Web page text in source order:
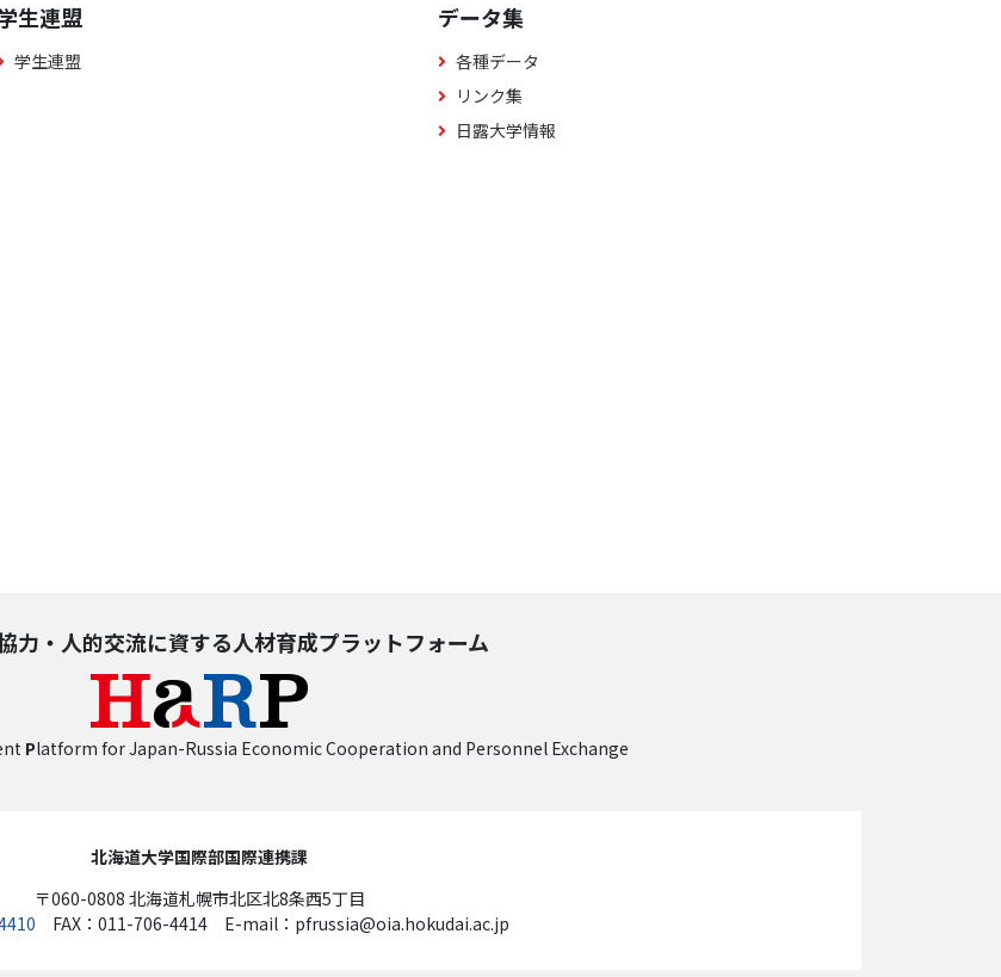
生連盟
学生連盟
データ集
各種データ
リンク集
日露大学情報
力・人的交流に資する人材育成プラットフォーム
Platform for Japan-Russia Economic Cooperation and Personnel Exchange
北海道大学国際部国際連携課
〒060-0808 北海道札幌市北区北8条西5丁目
FAX：011-706-4414 E-mail：pfrussia@oia.hokudai.ac.jp